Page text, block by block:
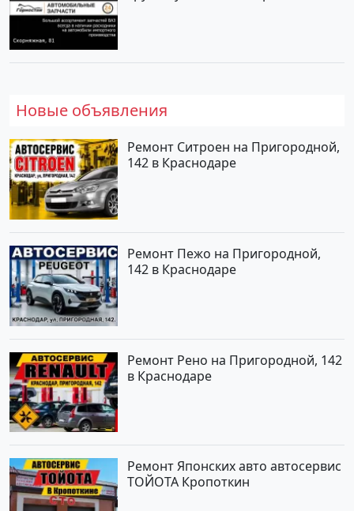
Новые объявления
Ремонт Ситроен на Пригородной,
142 в Краснодаре
Ремонт Пежо на Пригородной,
142 в Краснодаре
Ремонт Рено на Пригородной, 142
в Краснодаре
Ремонт Японских авто автосервис
ТОЙОТА Кропоткин